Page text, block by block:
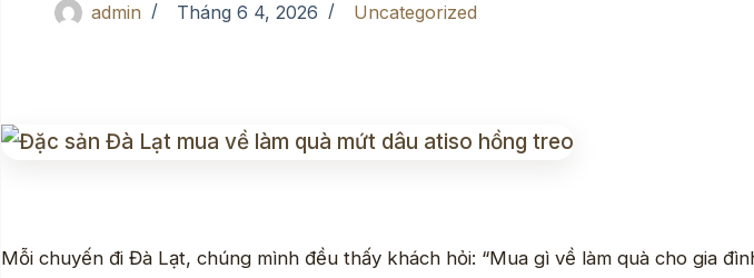
admin Tháng 6 4, 2026 Uncategorized
Mỗi chuyến đi Đà Lạt, chúng mình đều thấy khách hỏi: “Mua gì về làm quà cho gia